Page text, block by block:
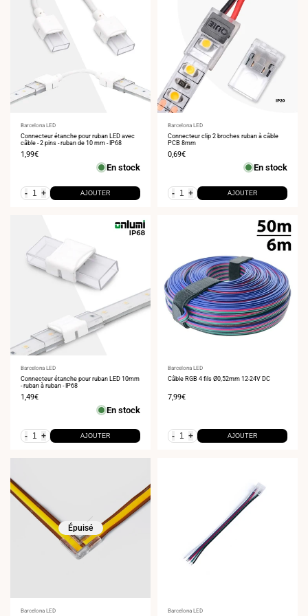
Fournisseur
:
Barcelona LED
Connecteur étanche pour ruban LED avec
câble - 2 pins - ruban de 10 mm - IP68
Prix
1,99€
En stock
- + AJOUTER
Fournisseur
:
Barcelona LED
Connecteur clip 2 broches ruban à câble
PCB 8mm
Prix
0,69€
En stock
- + AJOUTER
Fournisseur
:
Barcelona LED
Connecteur étanche pour ruban LED 10mm
- ruban à ruban - IP68
Prix
1,49€
En stock
- + AJOUTER
Fournisseur
:
Barcelona LED
Câble RGB 4 fils Ø0,52mm 12-24V DC
Prix
7,99€
- + AJOUTER
Épuisé
Fournisseur
Barcelona LED
Fournisseur
Barcelona LED